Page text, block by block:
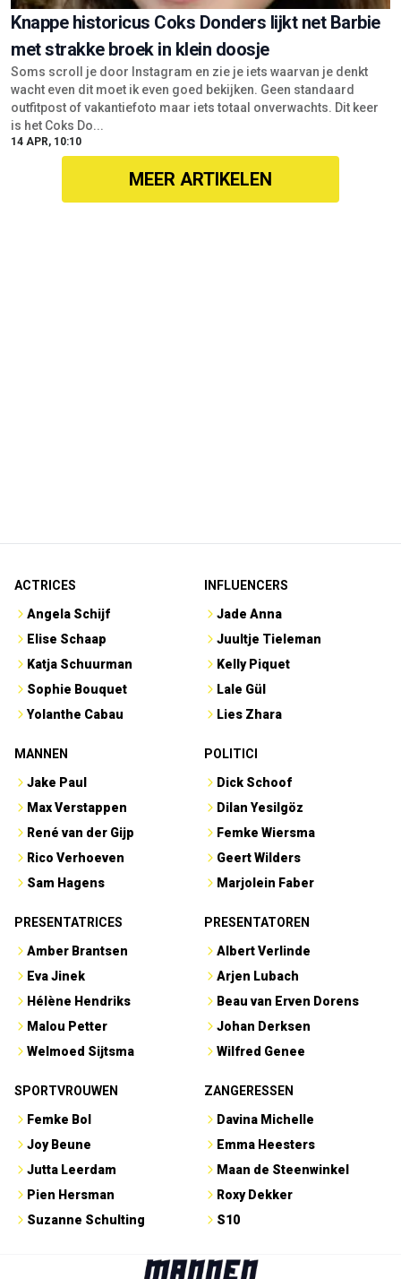
Knappe historicus Coks Donders lijkt net Barbie
met strakke broek in klein doosje
Soms scroll je door Instagram en zie je iets waarvan je denkt
wacht even dit moet ik even goed bekijken. Geen standaard
outfitpost of vakantiefoto maar iets totaal onverwachts. Dit keer
is het Coks Do...
14 APR, 10:10
MEER ARTIKELEN
ACTRICES
Angela Schijf
Elise Schaap
Katja Schuurman
Sophie Bouquet
Yolanthe Cabau
INFLUENCERS
Jade Anna
Juultje Tieleman
Kelly Piquet
Lale Gül
Lies Zhara
MANNEN
Jake Paul
Max Verstappen
René van der Gijp
Rico Verhoeven
Sam Hagens
POLITICI
Dick Schoof
Dilan Yesilgöz
Femke Wiersma
Geert Wilders
Marjolein Faber
PRESENTATRICES
Amber Brantsen
Eva Jinek
Hélène Hendriks
Malou Petter
Welmoed Sijtsma
PRESENTATOREN
Albert Verlinde
Arjen Lubach
Beau van Erven Dorens
Johan Derksen
Wilfred Genee
SPORTVROUWEN
Femke Bol
Joy Beune
Jutta Leerdam
Pien Hersman
Suzanne Schulting
ZANGERESSEN
Davina Michelle
Emma Heesters
Maan de Steenwinkel
Roxy Dekker
S10